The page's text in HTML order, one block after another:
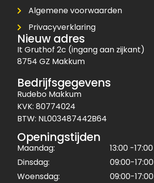
Algemene voorwaarden
Privacyverklaring
Nieuw adres
It Gruthof 2c (ingang aan zijkant)
8754 GZ Makkum
Bedrijfsgegevens
Rudebo Makkum
KVK: 80774024
BTW: NL003487442B64
Openingstijden
Maandag:
13:00 -17:00
Dinsdag:
09:00-17:00
Woensdag:
09:00-17:00